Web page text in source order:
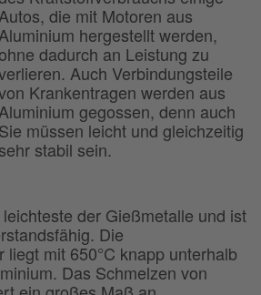
die mit Motoren aus
hergestellt werden,
ohne dadurch an Leistung zu
Auch Verbindungsteile
Krankentragen werden aus
gegossen, denn auch
Sie müssen leicht und gleichzeitig
sehr stabil sein.
der Gießmetalle und ist
Die
liegt mit 650°C knapp unterhalb
Das Schmelzen von